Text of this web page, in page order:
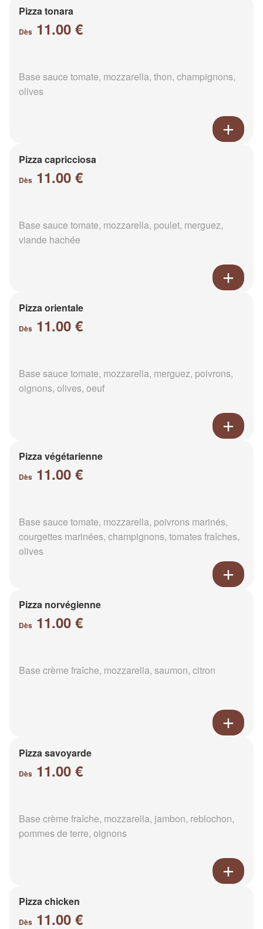
Pizza tonara
Dès 11.00 €
Base sauce tomate, mozzarella, thon, champignons,
olives
Pizza capricciosa
Dès 11.00 €
Base sauce tomate, mozzarella, poulet, merguez,
viande hachée
Pizza orientale
Dès 11.00 €
Base sauce tomate, mozzarella, merguez, poivrons,
oignons, olives, oeuf
Pizza végétarienne
Dès 11.00 €
Base sauce tomate, mozzarella, poivrons marinés,
courgettes marinées, champignons, tomates fraîches,
olives
Pizza norvégienne
Dès 11.00 €
Base crème fraîche, mozzarella, saumon, citron
Pizza savoyarde
Dès 11.00 €
Base crème fraîche, mozzarella, jambon, reblochon,
pommes de terre, oignons
Pizza chicken
Dès 11.00 €